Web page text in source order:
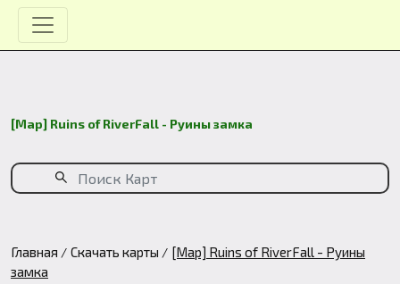
[Map] Ruins of RiverFall - Руины замка
Главная Скачать карты
[Map] Ruins of RiverFall - Руины
замка